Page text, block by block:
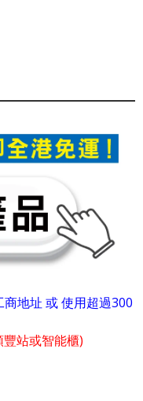
地址 或 使用超過300
站或智能櫃)